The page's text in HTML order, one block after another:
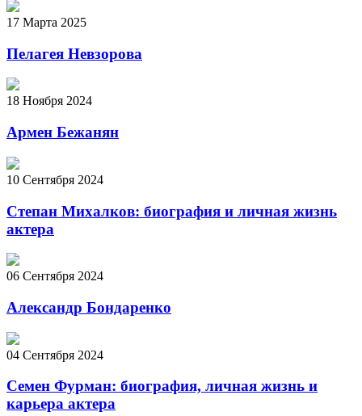
17 Марта 2025
Пелагея Невзорова
18 Ноября 2024
Армен Бежанян
10 Сентября 2024
Степан Михалков: биография и личная жизнь
актера
06 Сентября 2024
Александр Бондаренко
04 Сентября 2024
Семен Фурман: биография, личная жизнь и
карьера актера